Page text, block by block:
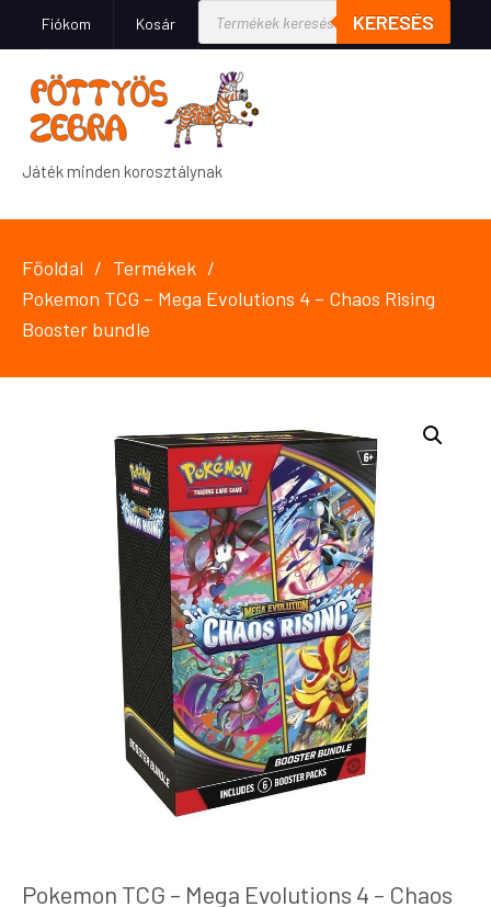
Fiókom Kosár KERESÉS
Játék minden korosztálynak
Főoldal
Termékek
Pokemon TCG – Mega Evolutions 4 – Chaos Rising
Booster bundle
Pokemon TCG – Mega Evolutions 4 – Chaos